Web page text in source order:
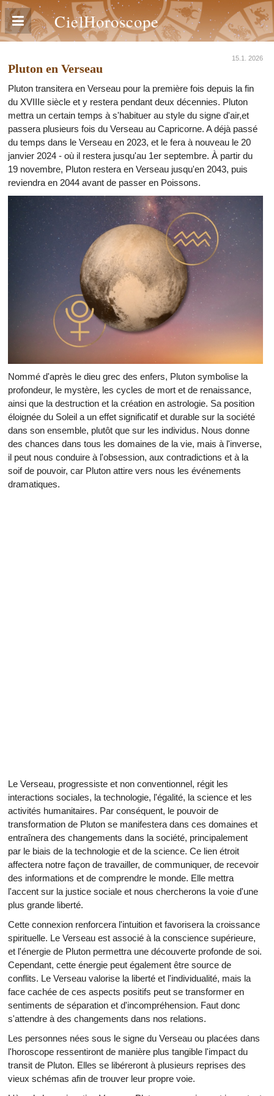
CielHoroscope
15.1. 2026
Pluton en Verseau
Pluton transitera en Verseau pour la première fois depuis la fin
du XVIIIe siècle et y restera pendant deux décennies. Pluton
mettra un certain temps à s'habituer au style du signe d'air,et
passera plusieurs fois du Verseau au Capricorne. A déjà passé
du temps dans le Verseau en 2023, et le fera à nouveau le 20
janvier 2024 - où il restera jusqu'au 1er septembre. À partir du
19 novembre, Pluton restera en Verseau jusqu'en 2043, puis
reviendra en 2044 avant de passer en Poissons.
Nommé d'après le dieu grec des enfers, Pluton symbolise la
profondeur, le mystère, les cycles de mort et de renaissance,
ainsi que la destruction et la création en astrologie. Sa position
éloignée du Soleil a un effet significatif et durable sur la société
dans son ensemble, plutôt que sur les individus. Nous donne
des chances dans tous les domaines de la vie, mais à l'inverse,
il peut nous conduire à l'obsession, aux contradictions et à la
soif de pouvoir, car Pluton attire vers nous les événements
dramatiques.
Le Verseau, progressiste et non conventionnel, régit les
interactions sociales, la technologie, l'égalité, la science et les
activités humanitaires. Par conséquent, le pouvoir de
transformation de Pluton se manifestera dans ces domaines et
entraînera des changements dans la société, principalement
par le biais de la technologie et de la science. Ce lien étroit
affectera notre façon de travailler, de communiquer, de recevoir
des informations et de comprendre le monde. Elle mettra
l'accent sur la justice sociale et nous chercherons la voie d'une
plus grande liberté.
Cette connexion renforcera l'intuition et favorisera la croissance
spirituelle. Le Verseau est associé à la conscience supérieure,
et l'énergie de Pluton permettra une découverte profonde de soi.
Cependant, cette énergie peut également être source de
conflits. Le Verseau valorise la liberté et l'individualité, mais la
face cachée de ces aspects positifs peut se transformer en
sentiments de séparation et d'incompréhension. Faut donc
s'attendre à des changements dans nos relations.
Les personnes nées sous le signe du Verseau ou placées dans
l'horoscope ressentiront de manière plus tangible l'impact du
transit de Pluton. Elles se libéreront à plusieurs reprises des
vieux schémas afin de trouver leur propre voie.